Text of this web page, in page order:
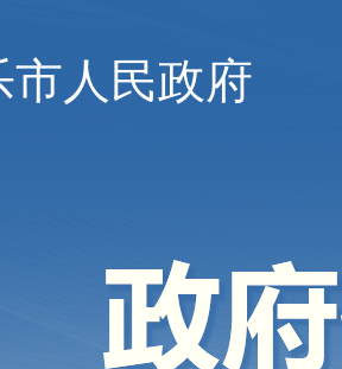
市人民政府